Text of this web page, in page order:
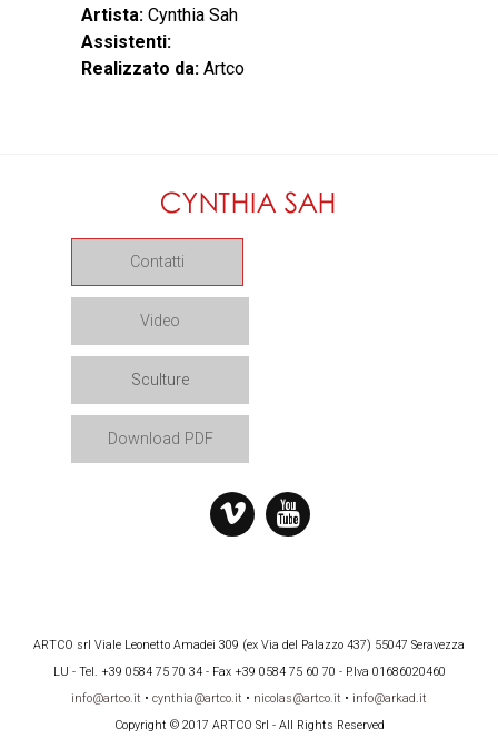
Artista: Cynthia Sah
Assistenti:
Realizzato da: Artco
Contatti
Video
Sculture
Download PDF
ARTCO srl Viale Leonetto Amadei 309 (ex Via del Palazzo 437) 55047 Seravezza
LU - Tel. +39 0584 75 70 34 - Fax +39 0584 75 60 70 - P.Iva 01686020460
info@artco.it • cynthia@artco.it • nicolas@artco.it • info@arkad.it
Copyright © 2017 ARTCO Srl - All Rights Reserved